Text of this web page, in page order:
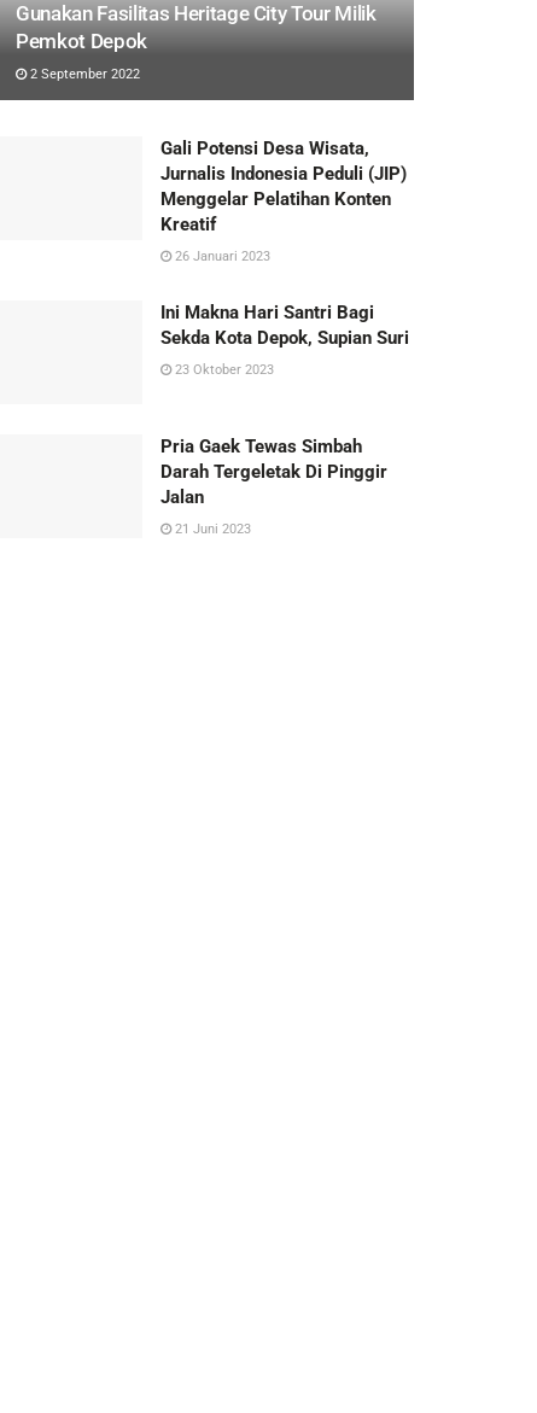
Gunakan Fasilitas Heritage City Tour Milik
Pemkot Depok
2 September 2022
Gali Potensi Desa Wisata,
Jurnalis Indonesia Peduli (JIP)
Menggelar Pelatihan Konten
Kreatif
26 Januari 2023
Ini Makna Hari Santri Bagi
Sekda Kota Depok, Supian Suri
23 Oktober 2023
Pria Gaek Tewas Simbah
Darah Tergeletak Di Pinggir
Jalan
21 Juni 2023